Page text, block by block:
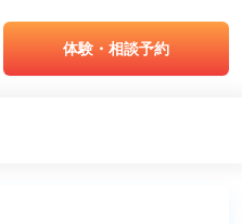
体験・相談予約